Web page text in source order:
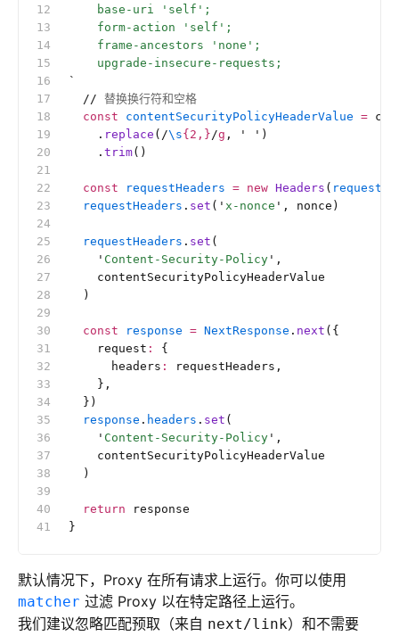
    base-uri 'self';
    form-action 'self';
    frame-ancestors 'none';
    upgrade-insecure-requests;
`
  //
替换换行符和空格
  const
contentSecurityPolicyHeaderValue =
    .
replace ( /\s{2,}/g , ' ' )
    .
trim()
  const
requestHeaders = new Headers ( request
  requestHeaders
. set ( ' x-nonce ' , nonce)
  requestHeaders
. set (
    '
Content-Security-Policy ' ,
    contentSecurityPolicyHeaderValue
  )
  const
response = NextResponse . next ({
    request
:
{
      headers
:
requestHeaders,
    },
  })
  response
. headers . set (
    '
Content-Security-Policy ' ,
    contentSecurityPolicyHeaderValue
  )
  return
response
}
默认情况下，Proxy 在所有请求上运行。你可以使用
matcher 过滤 Proxy 以在特定路径上运行。
我们建议忽略匹配预取（来自 next/link）和不需要